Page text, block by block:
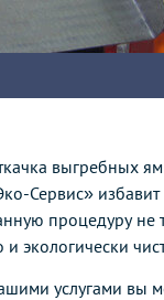
выгребных
Сервис» избавит
процедуру не
и экологически
услугами вы